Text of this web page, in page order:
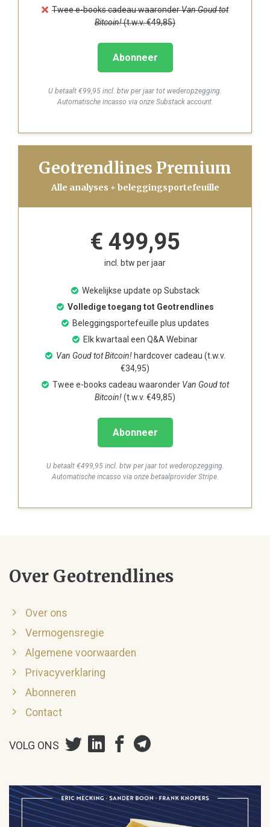
Twee e-books cadeau waaronderVan Goud tot
Bitcoin!(t.w.v. €49,85)
Abonneer
U betaalt €99,95 incl. btw per jaar tot wederopzegging.
Automatische incasso via onze Substack account.
Geotrendlines Premium
Alle analyses + beleggingsportefeuille
€ 499,95
incl. btw per jaar
Wekelijkse update op Substack
Volledige toegang tot Geotrendlines
Beleggingsportefeuille plus updates
Elk kwartaal een Q&A Webinar
Van Goud tot Bitcoin!hardcover cadeau (t.w.v.
€34,95)
Twee e-books cadeau waaronder Van Goud tot
Bitcoin!(t.w.v. €49,85)
Abonneer
U betaalt €499,95 incl. btw per jaar tot wederopzegging.
Automatische incasso via onze betaalprovider Stripe.
Over Geotrendlines
Over ons
Vermogensregie
Algemene voorwaarden
Privacyverklaring
Abonneren
Contact
VOLG ONS